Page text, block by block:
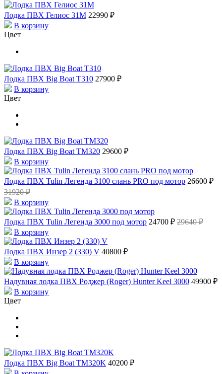
Лодка ПВХ Гелиос 31М 22990 ₽
В корзину
Цвет
Лодка ПВХ Big Boat T310 27900 ₽
В корзину
Цвет
Лодка ПВХ Big Boat ТМ320 29600 ₽
В корзину
Лодка ПВХ Tulin Легенда 3100 слань PRO под мотор 26600 ₽
31920 ₽
В корзину
Лодка ПВХ Tulin Легенда 3000 под мотор 24700 ₽ 29640 ₽
В корзину
Лодка ПВХ Инзер 2 (330) V 40800 ₽
В корзину
Надувная лодка ПВХ Роджер (Roger) Hunter Keel 3000 49900 ₽
В корзину
Цвет
Лодка ПВХ Big Boat TM320K 40200 ₽